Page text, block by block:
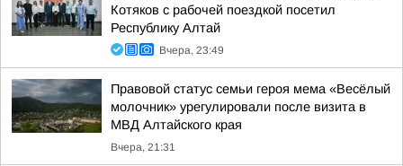
Котяков с рабочей поездкой посетил
Республику Алтай
Вчера, 23:49
Правовой статус семьи героя мема «Весёлый
молочник» урегулировали после визита в
МВД Алтайского края
Вчера, 21:31